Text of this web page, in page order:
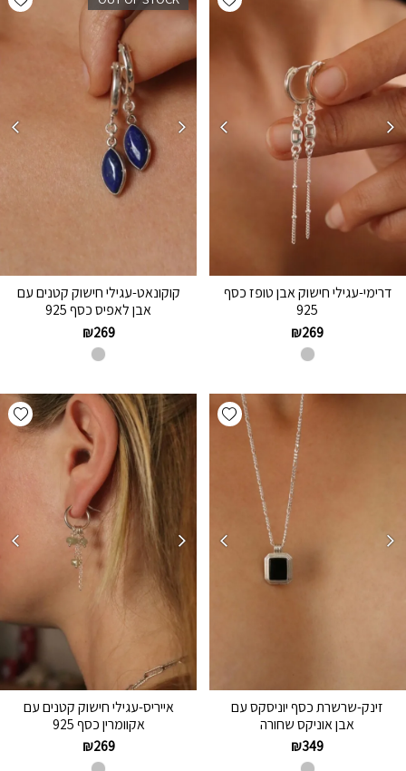
דרימי-עגילי חישוק אבן טופז כסף
925
₪269
קוקונאט-עגילי חישוק קטנים עם
אבן לאפיס כסף 925
₪269
Add wishlist
זינק-שרשרת כסף יוניסקס עם
אבן אוניקס שחורה
₪349
אייריס-עגילי חישוק קטנים עם
אקוומרין כסף 925
₪269